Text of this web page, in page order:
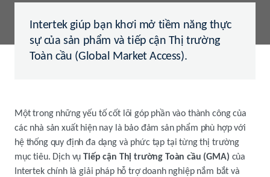
Intertek giúp bạn khơi mở tiềm năng thực
sự của sản phẩm và tiếp cận Thị trường
Toàn cầu (Global Market Access).
Một trong những yếu tố cốt lõi góp phần vào thành công của
các nhà sản xuất hiện nay là bảo đảm sản phẩm phù hợp với
hệ thống quy định đa dạng và phức tạp tại từng thị trường
mục tiêu. Dịch vụTiếp cận Thị trường Toàn cầu (GMA) của
Intertek chính là giải pháp hỗ trợ doanh nghiệp nắm bắt và